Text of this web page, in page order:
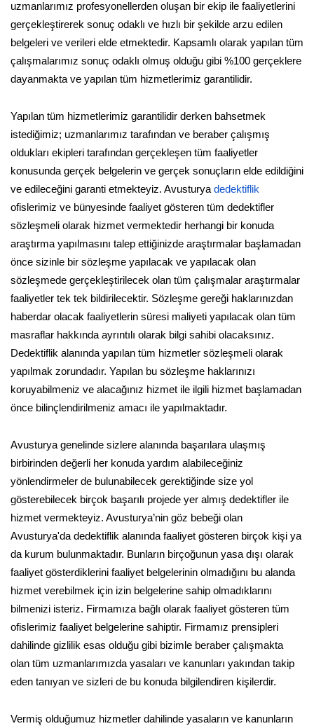
uzmanlarımız profesyonellerden oluşan bir ekip ile faaliyetlerini
gerçekleştirerek sonuç odaklı ve hızlı bir şekilde arzu edilen
belgeleri ve verileri elde etmektedir. Kapsamlı olarak yapılan tüm
çalışmalarımız sonuç odaklı olmuş olduğu gibi %100 gerçeklere
dayanmakta ve yapılan tüm hizmetlerimiz garantilidir.
Yapılan tüm hizmetlerimiz garantilidir derken bahsetmek
istediğimiz; uzmanlarımız tarafından ve beraber çalışmış
oldukları ekipleri tarafından gerçekleşen tüm faaliyetler
konusunda gerçek belgelerin ve gerçek sonuçların elde edildiğini
ve edileceğini garanti etmekteyiz. Avusturya dedektiflik
ofislerimiz ve bünyesinde faaliyet gösteren tüm dedektifler
sözleşmeli olarak hizmet vermektedir herhangi bir konuda
araştırma yapılmasını talep ettiğinizde araştırmalar başlamadan
önce sizinle bir sözleşme yapılacak ve yapılacak olan
sözleşmede gerçekleştirilecek olan tüm çalışmalar araştırmalar
faaliyetler tek tek bildirilecektir. Sözleşme gereği haklarınızdan
haberdar olacak faaliyetlerin süresi maliyeti yapılacak olan tüm
masraflar hakkında ayrıntılı olarak bilgi sahibi olacaksınız.
Dedektiflik alanında yapılan tüm hizmetler sözleşmeli olarak
yapılmak zorundadır. Yapılan bu sözleşme haklarınızı
koruyabilmeniz ve alacağınız hizmet ile ilgili hizmet başlamadan
önce bilinçlendirilmeniz amacı ile yapılmaktadır.
Avusturya genelinde sizlere alanında başarılara ulaşmış
birbirinden değerli her konuda yardım alabileceğiniz
yönlendirmeler de bulunabilecek gerektiğinde size yol
gösterebilecek birçok başarılı projede yer almış dedektifler ile
hizmet vermekteyiz. Avusturya’nin göz bebeği olan
Avusturya'da dedektiflik alanında faaliyet gösteren birçok kişi ya
da kurum bulunmaktadır. Bunların birçoğunun yasa dışı olarak
faaliyet gösterdiklerini faaliyet belgelerinin olmadığını bu alanda
hizmet verebilmek için izin belgelerine sahip olmadıklarını
bilmenizi isteriz. Firmamıza bağlı olarak faaliyet gösteren tüm
ofislerimiz faaliyet belgelerine sahiptir. Firmamız prensipleri
dahilinde gizlilik esas olduğu gibi bizimle beraber çalışmakta
olan tüm uzmanlarımızda yasaları ve kanunları yakından takip
eden tanıyan ve sizleri de bu konuda bilgilendiren kişilerdir.
Vermiş olduğumuz hizmetler dahilinde yasaların ve kanunların